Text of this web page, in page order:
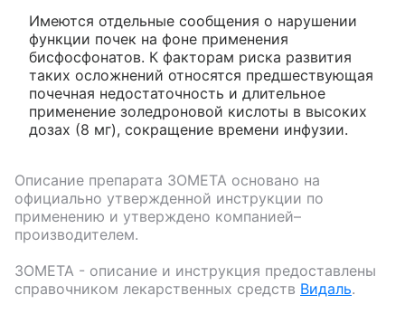
Имеются отдельные сообщения о нарушении
функции почек на фоне применения
бисфосфонатов. К факторам риска развития
таких осложнений относятся предшествующая
почечная недостаточность и длительное
применение золедроновой кислоты в высоких
дозах (8 мг), сокращение времени инфузии.
Описание препарата ЗОМЕТА основано на
официально утвержденной инструкции по
применению и утверждено компанией–
производителем.
ЗОМЕТА - описание и инструкция предоставлены
справочником лекарственных средств Видаль.